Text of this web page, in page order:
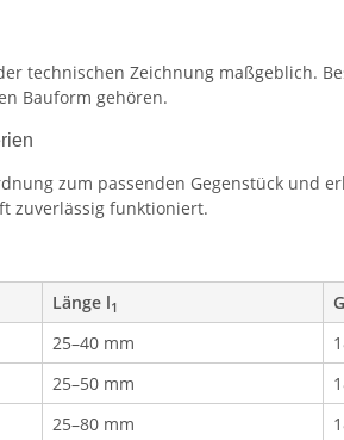
technischen Zeichnung maßgeblich.
Bauform gehören.
zum passenden Gegenstück und
zuverlässig funktioniert.
Länge l1
25–40 mm
25–50 mm
25–80 mm